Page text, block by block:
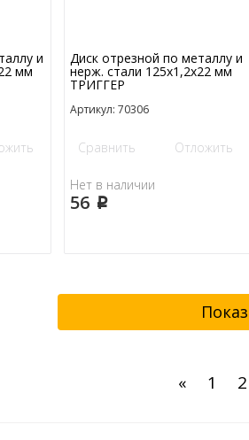
и
мм
Диск отрезной по металлу и
нерж. стали 125х1,2х22 мм
ТРИГГЕР
Артикул: 70306
Сравнить Отложить
Нет в наличии
56 p
« Previous
1 2